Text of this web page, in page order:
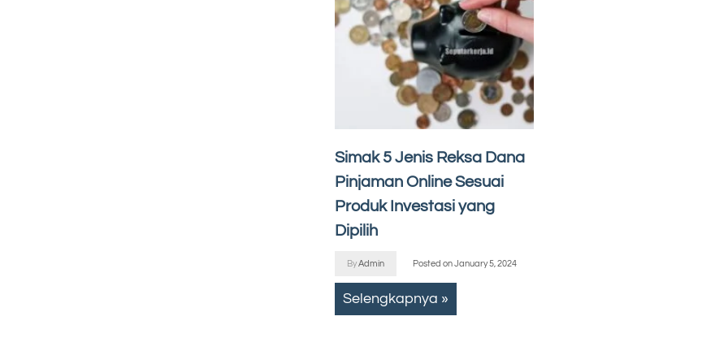
Simak 5 Jenis Reksa Dana
Pinjaman Online Sesuai
Produk Investasi yang
Dipilih
ByAdmin Posted onJanuary 5, 2024
Selengkapnya »